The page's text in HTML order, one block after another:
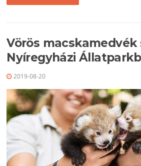
Vörös
Nyíregyházi
2019-08-20